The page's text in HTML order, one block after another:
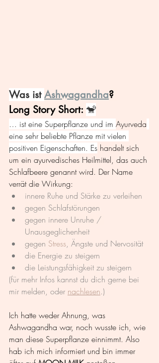
Was ist Ashwagandha?
Long Story Short: 🐒
… ist eine Superpflanze und im Ayurveda
eine sehr beliebte Pflanze mit vielen
positiven Eigenschaften. Es handelt sich
um ein ayurvedisches Heilmittel, das auch
Schlafbeere genannt wird. Der Name
verrät die Wirkung:
innere Ruhe und Stärke zu verleihen
gegen Schlafstörungen
gegen innere Unruhe /
Unausgeglichenheit
gegen Stress, Ängste und Nervosität
die Energie zu steigern
die Leistungsfähigkeit zu steigern
(für mehr Infos kannst du dich gerne bei
mir melden, oder nachlesen.)
Ich hatte weder Ahnung, was
Ashwagandha war, noch wusste ich, wie
man diese Superpflanze einnimmt. Also
hab ich mich informiert und bin immer